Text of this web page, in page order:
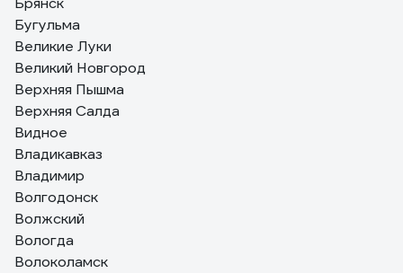
Бугульма
Великие Луки
Великий Новгород
Верхняя Пышма
Верхняя Салда
Видное
Владикавказ
Владимир
Волгодонск
Волжский
Вологда
Волоколамск